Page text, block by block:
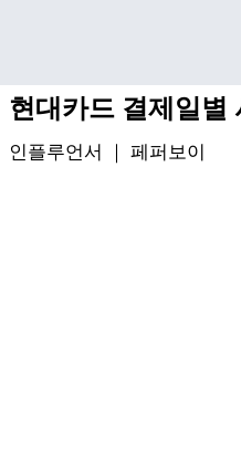
현대카드 결제일별
인플루언서 ｜ 페퍼보이